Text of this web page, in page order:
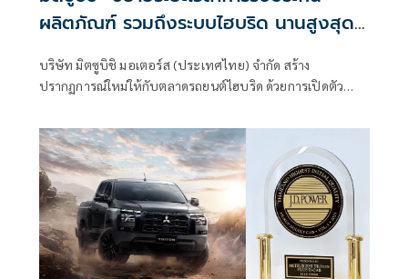
ผลิตภัณฑ์ รวมถึงระบบไฮบริด นานสูงสุด
บริษัท มิตซูบิชิ มอเตอร์ส (ประเทศไทย) จำกัด สร้าง
ปรากฏการณ์ใหม่ให้กับตลาดรถยนต์ไฮบริด ด้วยการเปิดตัว